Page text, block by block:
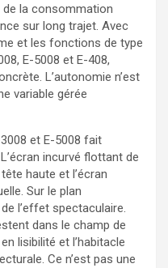
la consommation
sur long trajet. Avec
et les fonctions de type
E-5008 et E-408,
L’autonomie n’est
variable gérée
et E-5008 fait
incurvé flottant de
haute et l’écran
Sur le plan
l’effet spectaculaire.
dans le champ de
lisibilité et l’habitacle
Ce n’est pas une